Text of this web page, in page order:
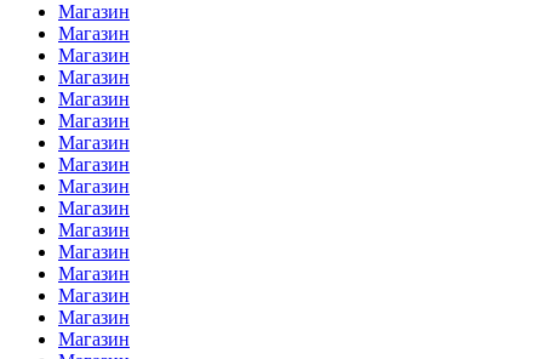
Магазин
Магазин
Магазин
Магазин
Магазин
Магазин
Магазин
Магазин
Магазин
Магазин
Магазин
Магазин
Магазин
Магазин
Магазин
Магазин